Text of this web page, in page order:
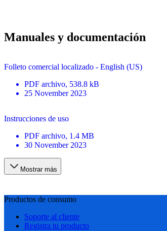
Manuales y documentación
Folleto comercial localizado - English (US)
PDF archivo, 538.8 kB
25 November 2023
Instrucciones de uso
PDF archivo, 1.4 MB
30 November 2023
Mostrar más
Productos de consumo
Soporte al cliente
Registra tu producto